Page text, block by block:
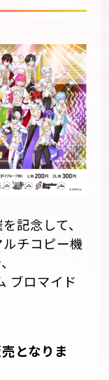
記念して、
チコピー機
ブロマイド
となりま